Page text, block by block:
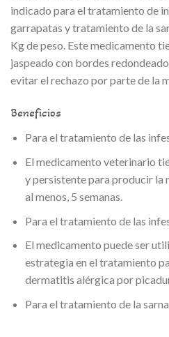
indicado para el tratamiento de
garrapatas y tratamiento de la
Kg de peso. Este medicamento
jaspeado con bordes
evitar el rechazo por parte de la
Beneficios
Para el tratamiento de las
El medicamento veterinario
y persistente para producir la
al menos, 5 semanas.
Para el tratamiento de las
El medicamento puede ser
estrategia en el tratamiento
dermatitis alérgica por
Para el tratamiento de la